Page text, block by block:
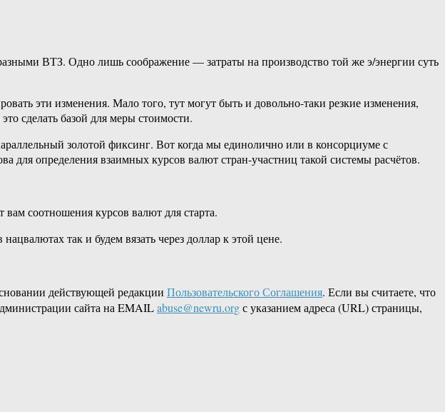
ВТЗ. Одно лишь соображение — затраты на производство той же э/энергии суть
эти изменения. Мало того, тут могут быть и довольно-таки резкие изменения,
сделать базой для меры стоимости.
золотой фиксинг. Вот когда мы единолично или в консорциуме с
для определения взаимных курсов валют стран-участниц такой системы расчётов.
соотношения курсов валют для старта.
так и будем вязать через доллар к этой цене.
действующей редакции Пользовательского Соглашения. Если вы считаете, что
сайта на EMAILabuse@newru.orgс указанием адреса (URL) страницы,